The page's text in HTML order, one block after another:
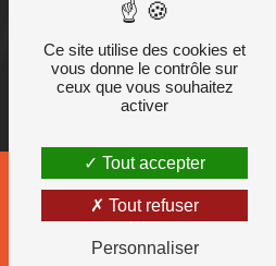
Ce site utilise des cookies et
vous donne le contrôle sur
ceux que vous souhaitez
activer
Tout accepter
Tout refuser
Personnaliser